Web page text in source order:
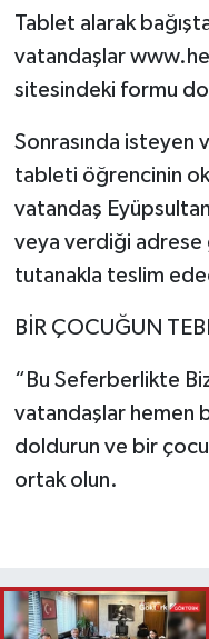
Tablet alarak
vatandaşlar
sitesindeki formu
Sonrasında isteyen
tableti öğrencinin
vatandaş
veya verdiği adrese
tutanakla teslim
BİR ÇOCUĞUN
“Bu Seferberlikte
vatandaşlar hemen
doldurun ve bir
ortak olun.